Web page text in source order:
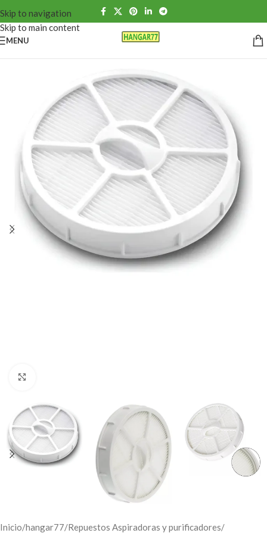
Skip to navigation
Skip to main content
MENU
Inicio/hangar77/Repuestos Aspiradoras y purificadores/